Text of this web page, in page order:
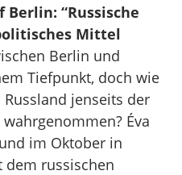
“Russische
Mittel
Berlin und
Tiefpunkt, doch wie
jenseits der
Éva
im Oktober in
dem russischen